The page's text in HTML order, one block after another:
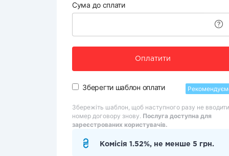
Сума до сплати
Оплатити
Зберегти шаблон оплати
Збережіть шаблон, щоб наступного разу не вводити
номер договору знову. Послуга доступна для
зареєстрованих користувачів.
Комісія 1.52%, не менше 5 грн.